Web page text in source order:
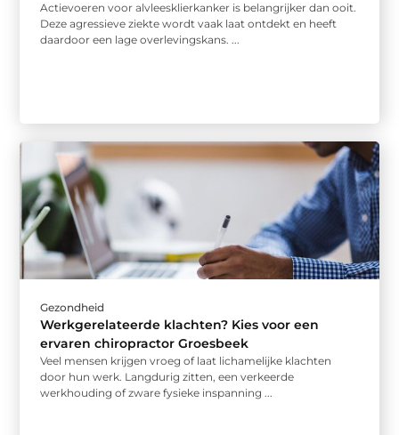
Actievoeren voor alvleesklierkanker is belangrijker dan ooit.
Deze agressieve ziekte wordt vaak laat ontdekt en heeft
daardoor een lage overlevingskans. ...
Gezondheid
Werkgerelateerde klachten? Kies voor een
ervaren chiropractor Groesbeek
Veel mensen krijgen vroeg of laat lichamelijke klachten
door hun werk. Langdurig zitten, een verkeerde
werkhouding of zware fysieke inspanning ...